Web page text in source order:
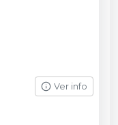
Ver info